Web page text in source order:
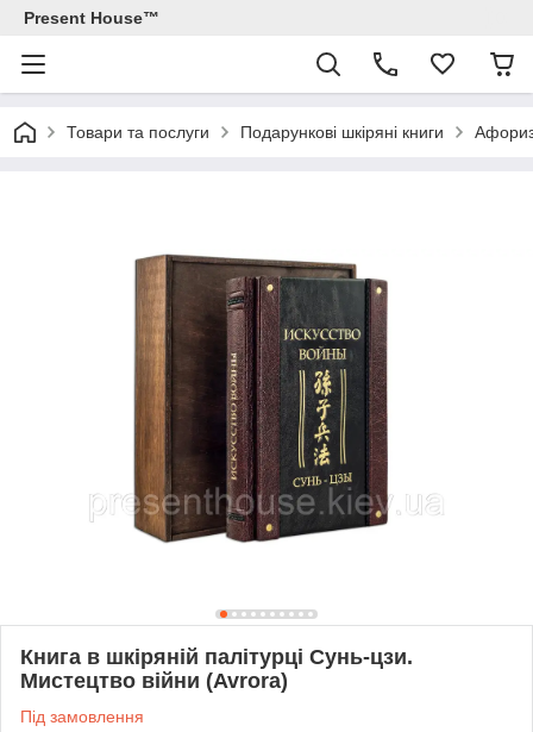
Present House™
Товари та послуги Подарункові шкіряні книги
Книга в шкіряній палітурці Сунь-цзи.
Мистецтво війни (Avrora)
Під замовлення